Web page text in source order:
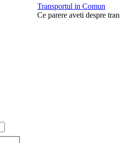
Transportul in Comun
Ce parere aveti despre